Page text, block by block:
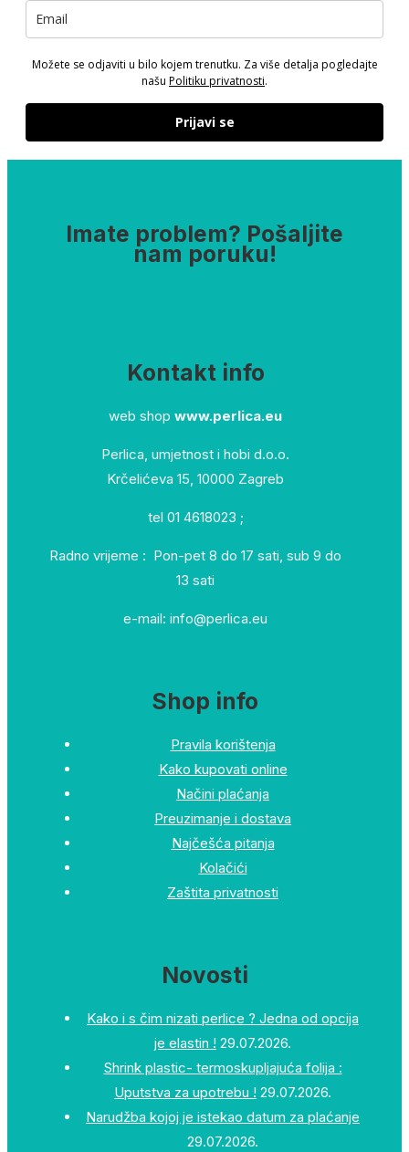
Možete se odjaviti u bilo kojem trenutku. Za više detalja pogledajte
našu Politiku privatnosti.
Prijavi se
Imate problem? Pošaljite
nam poruku!
Kontakt info
web shop www.perlica.eu
Perlica, umjetnost i hobi d.o.o.
Krčelićeva 15, 10000 Zagreb
tel 01 4618023 ;
Radno vrijeme : Pon-pet 8 do 17 sati, sub 9 do
13 sati
e-mail: info@perlica.eu
Shop info
Pravila korištenja
Kako kupovati online
Načini plaćanja
Preuzimanje i dostava
Najčešća pitanja
Kolačići
Zaštita privatnosti
Novosti
Kako i s čim nizati perlice ? Jedna od opcija
je elastin ! 29.07.2026.
Shrink plastic- termoskupljajuća folija :
Uputstva za upotrebu ! 29.07.2026.
Narudžba kojoj je istekao datum za plaćanje
29.07.2026.